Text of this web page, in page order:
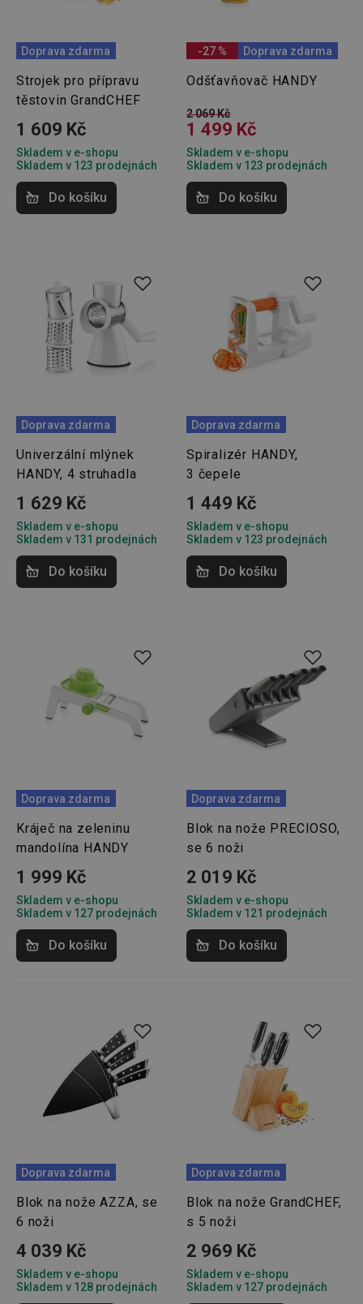
Doprava zdarma
Strojek pro přípravu
těstovin GrandCHEF
1 609 Kč
Skladem v e-shopu
Skladem v 123 prodejnách
Do košíku
-27 % Doprava zdarma
Odšťavňovač HANDY
2 069 Kč
1 499 Kč
Skladem v e-shopu
Skladem v 123 prodejnách
Do košíku
Doprava zdarma
Univerzální mlýnek
HANDY, 4 struhadla
1 629 Kč
Skladem v e-shopu
Skladem v 131 prodejnách
Do košíku
Doprava zdarma
Spiralizér HANDY,
3 čepele
1 449 Kč
Skladem v e-shopu
Skladem v 123 prodejnách
Do košíku
Doprava zdarma
Kráječ na zeleninu
mandolína HANDY
1 999 Kč
Skladem v e-shopu
Skladem v 127 prodejnách
Do košíku
Doprava zdarma
Blok na nože PRECIOSO,
se 6 noži
2 019 Kč
Skladem v e-shopu
Skladem v 121 prodejnách
Do košíku
Doprava zdarma
Blok na nože AZZA, se
6 noži
4 039 Kč
Skladem v e-shopu
Skladem v 128 prodejnách
Doprava zdarma
Blok na nože GrandCHEF,
s 5 noži
2 969 Kč
Skladem v e-shopu
Skladem v 127 prodejnách